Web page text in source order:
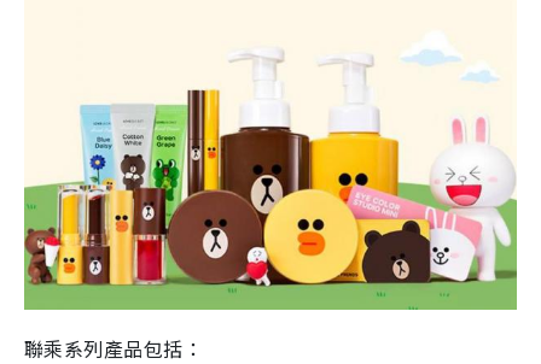
聯乘系列產品包括：